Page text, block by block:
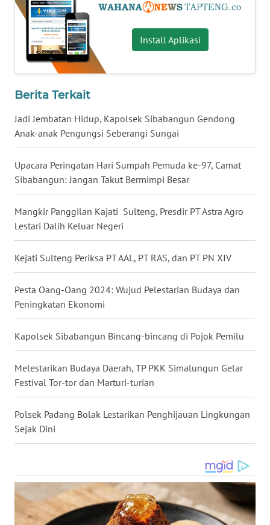
Install Aplikasi
Berita Terkait
Jadi Jembatan Hidup, Kapolsek Sibabangun Gendong
Anak-anak Pengungsi Seberangi Sungai
Upacara Peringatan Hari Sumpah Pemuda ke-97, Camat
Sibabangun: Jangan Takut Bermimpi Besar
Mangkir Panggilan Kajati Sulteng, Presdir PT Astra Agro
Lestari Dalih Keluar Negeri
Kejati Sulteng Periksa PT AAL, PT RAS, dan PT PN XIV
Pesta Oang-Oang 2024: Wujud Pelestarian Budaya dan
Peningkatan Ekonomi
Kapolsek Sibabangun Bincang-bincang di Pojok Pemilu
Melestarikan Budaya Daerah, TP PKK Simalungun Gelar
Festival Tor-tor dan Marturi-turian
Polsek Padang Bolak Lestarikan Penghijauan Lingkungan
Sejak Dini
WN
NUSANTARA
WN
WN
JATIM
WN
BALI
WN
KALBAR
KALTENG
WN
KALTARA
WN
KALSEL
WN
KALTIM
WN
SULSEL
WN
WN